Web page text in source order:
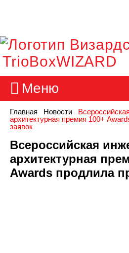
TrioBoxWIZARD
Меню
Главная Новости
архитектурная премия 100+
заявок
Всероссийская
архитектурная
Awards продлила